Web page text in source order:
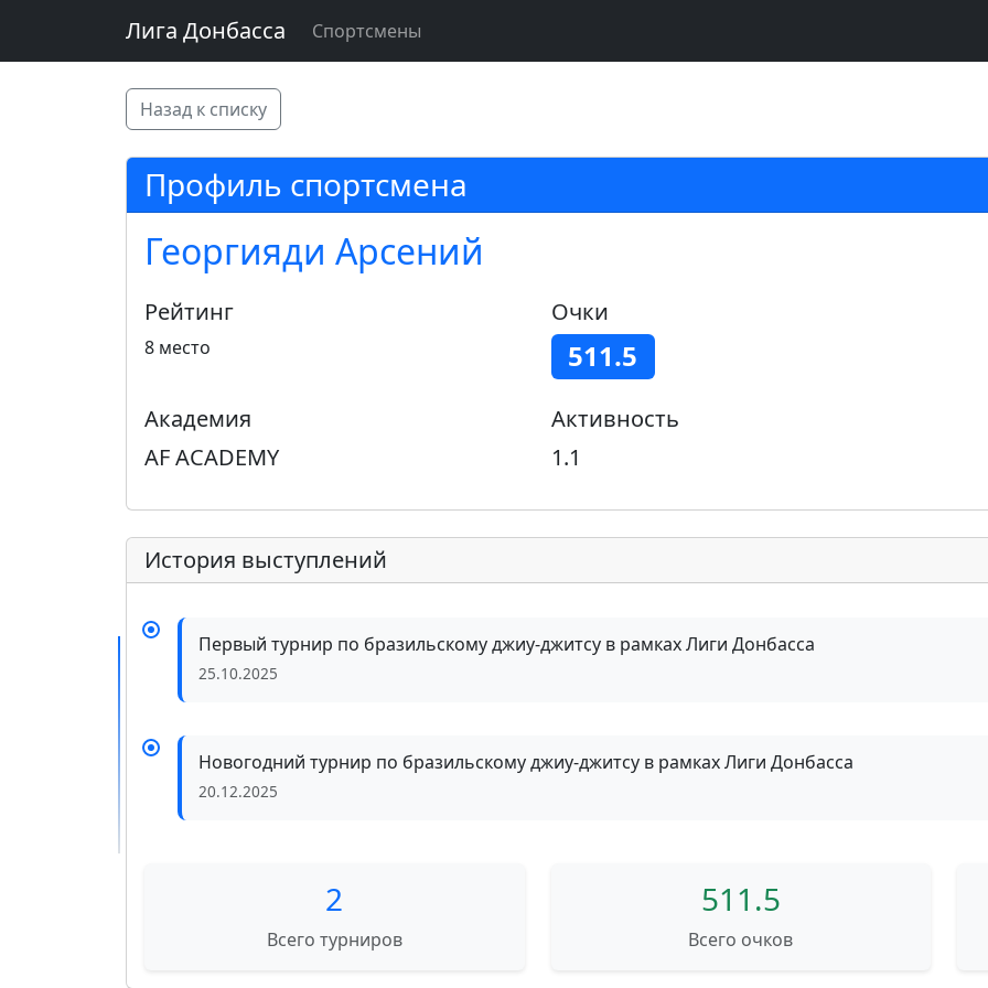
Лига Донбасса Спортсмены
Назад к списку
Профиль спортсмена
Георгияди Арсений
Рейтинг
8 место
Очки
511.5
Академия
AF ACADEMY
Активность
1.1
История выступлений
Первый турнир по бразильскому джиу-джитсу в рамках Лиги Донбасса
25.10.2025
Новогодний турнир по бразильскому джиу-джитсу в рамках Лиги Донбасса
20.12.2025
2
Всего турниров
511.5
Всего очков